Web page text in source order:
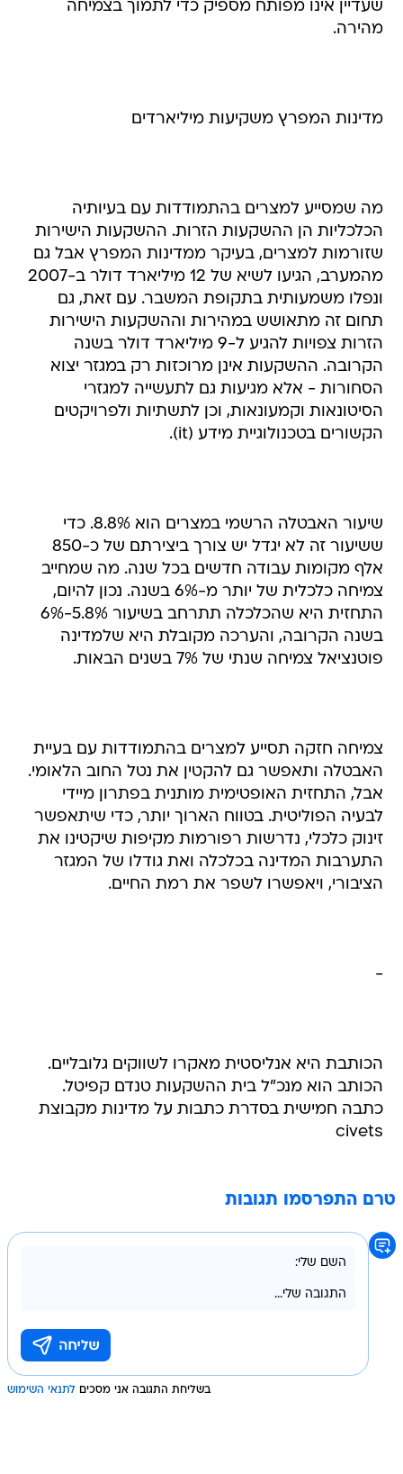
שעדיין אינו מפותח מספיק כדי לתמוך בצמיחה
מהירה.
מדינות המפרץ משקיעות מיליארדים
מה שמסייע למצרים בהתמודדות עם בעיותיה
הכלכליות הן ההשקעות הזרות. ההשקעות הישירות
שזורמות למצרים, בעיקר ממדינות המפרץ אבל גם
מהמערב, הגיעו לשיא של 12 מיליארד דולר ב-2007
ונפלו משמעותית בתקופת המשבר. עם זאת, גם
תחום זה מתאושש במהירות וההשקעות הישירות
הזרות צפויות להגיע ל-9 מיליארד דולר בשנה
הקרובה. ההשקעות אינן מרוכזות רק במגזר יצוא
הסחורות - אלא מגיעות גם לתעשייה למגזרי
הסיטונאות וקמעונאות, וכן לתשתיות ולפרויקטים
הקשורים בטכנולוגיית מידע (it).
שיעור האבטלה הרשמי במצרים הוא 8.8%. כדי
ששיעור זה לא יגדל יש צורך ביצירתם של כ-850
אלף מקומות עבודה חדשים בכל שנה. מה שמחייב
צמיחה כלכלית של יותר מ-6% בשנה. נכון להיום,
התחזית היא שהכלכלה תתרחב בשיעור 5.8%-6%
בשנה הקרובה, והערכה מקובלת היא שלמדינה
פוטנציאל צמיחה שנתי של 7% בשנים הבאות.
צמיחה חזקה תסייע למצרים בהתמודדות עם בעיית
האבטלה ותאפשר גם להקטין את נטל החוב הלאומי.
אבל, התחזית האופטימית מותנית בפתרון מיידי
לבעיה הפוליטית. בטווח הארוך יותר, כדי שיתאפשר
זינוק כלכלי, נדרשות רפורמות מקיפות שיקטינו את
התערבות המדינה בכלכלה ואת גודלו של המגזר
הציבורי, ויאפשרו לשפר את רמת החיים.
-
הכותבת היא אנליסטית מאקרו לשווקים גלובליים.
הכותב הוא מנכ"ל בית ההשקעות טנדם קפיטל.
כתבה חמישית בסדרת כתבות על מדינות מקבוצת
civets
טרם התפרסמו תגובות
בשליחת התגובה אני מסכים לתנאי השימוש